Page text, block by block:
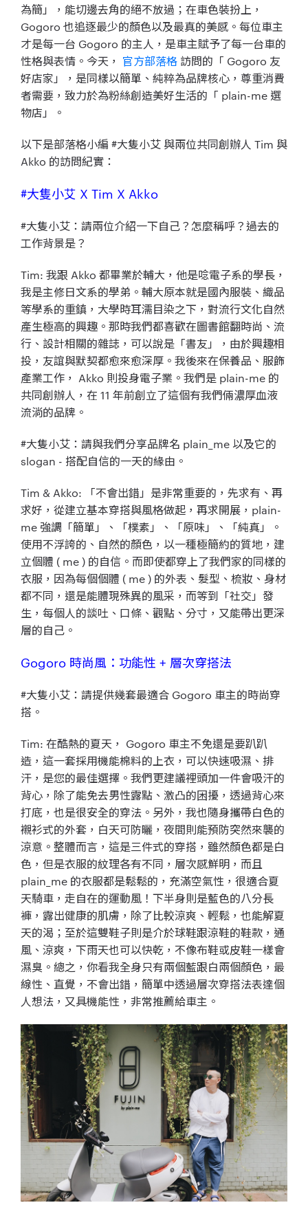
為簡」，能切邊去角的絕不放過；在車色裝扮上，
Gogoro 也追逐最少的顏色以及最真的美感。每位車主
才是每一台 Gogoro 的主人，是車主賦予了每一台車的
性格與表情。今天， 官方部落格 訪問的「 Gogoro 友
好店家」，是同樣以簡單、純粹為品牌核心，尊重消費
者需要，致力於為粉絲創造美好生活的「 plain-me 選
物店」。
以下是部落格小編 #大隻小艾 與兩位共同創辦人 Tim 與
Akko 的訪問紀實：
#大隻小艾 X Tim X Akko
#大隻小艾：請兩位介紹一下自己？怎麼稱呼？過去的
工作背景是？
Tim: 我跟 Akko 都畢業於輔大，他是唸電子系的學長，
我是主修日文系的學弟。輔大原本就是國內服裝、織品
等學系的重鎮，大學時耳濡目染之下，對流行文化自然
產生極高的興趣。那時我們都喜歡在圖書館翻時尚、流
行、設計相關的雜誌，可以說是「書友」，由於興趣相
投，友誼與默契都愈來愈深厚。我後來在保養品、服飾
產業工作， Akko 則投身電子業。我們是 plain-me 的
共同創辦人，在 11 年前創立了這個有我們倆濃厚血液
流淌的品牌。
#大隻小艾：請與我們分享品牌名 plain_me 以及它的
slogan - 搭配自信的一天的緣由。
Tim & Akko: 「不會出錯」是非常重要的，先求有、再
求好，從建立基本穿搭與風格做起，再求開展，plain-
me 強調「簡單」、「樸素」、「原味」、「純真」。
使用不浮誇的、自然的顏色，以一種極簡約的質地，建
立個體 ( me ) 的自信。而即使都穿上了我們家的同樣的
衣服，因為每個個體 ( me ) 的外表、髮型、梳妝、身材
都不同，還是能體現殊異的風采，而等到「社交」發
生，每個人的談吐、口條、觀點、分寸，又能帶出更深
層的自己。
Gogoro 時尚風：功能性 + 層次穿搭法
#大隻小艾：請提供幾套最適合 Gogoro 車主的時尚穿
搭。
Tim: 在酷熱的夏天， Gogoro 車主不免還是要趴趴
造，這一套採用機能棉料的上衣，可以快速吸濕、排
汗，是您的最佳選擇。我們更建議裡頭加一件會吸汗的
背心，除了能免去男性露點、激凸的困擾，透過背心來
打底，也是很安全的穿法。另外，我也隨身攜帶白色的
襯衫式的外套，白天可防曬，夜間則能預防突然來襲的
涼意。整體而言，這是三件式的穿搭，雖然顏色都是白
色，但是衣服的紋理各有不同，層次感鮮明，而且
plain_me 的衣服都是鬆鬆的，充滿空氣性，很適合夏
天騎車，走自在的運動風！下半身則是藍色的八分長
褲，露出健康的肌膚，除了比較涼爽、輕鬆，也能解夏
天的渴；至於這雙鞋子則是介於球鞋跟涼鞋的鞋款，通
風、涼爽，下雨天也可以快乾，不像布鞋或皮鞋一樣會
濕臭。總之，你看我全身只有兩個藍跟白兩個顏色，最
線性、直覺，不會出錯，簡單中透過層次穿搭法表達個
人想法，又具機能性，非常推薦給車主。